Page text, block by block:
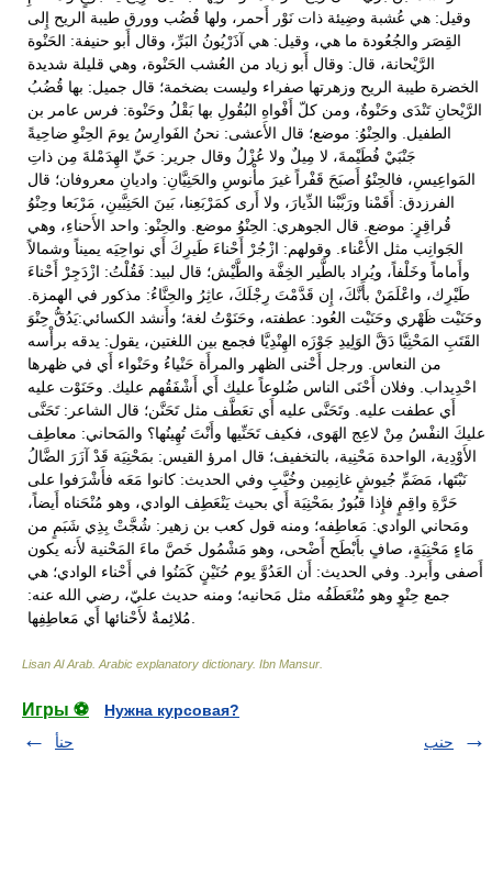
Lisan Al Arab. Arabic explanatory dictionary. Ibn Mansur
Игры ⚽
Нужна курсовая?
حنأ
حنب